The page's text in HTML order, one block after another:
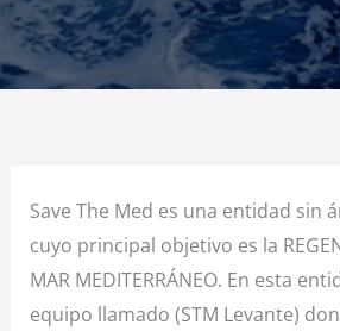
Save The Med es una entidad sin
cuyo principal objetivo es la
MAR MEDITERRÁNEO. En esta
equipo llamado (STM Levante)